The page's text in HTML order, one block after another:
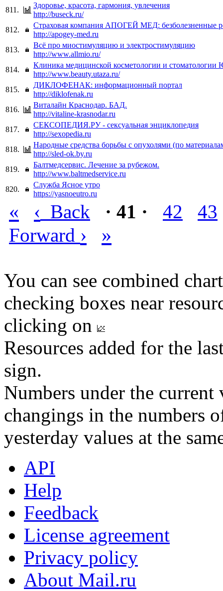
811.
Здоровье, красота, гармония, увлечения
http://buseck.ru/
812.
Страховая компания АПОГЕЙ МЕД: безболезненные
http://apogey-med.ru
813.
Всё про миостимуляцию и электростимуляцию
http://www.allmio.ru/
814.
Клиника медицинской косметологии и стоматологии
http://www.beauty.utaza.ru/
815.
ДИКЛОФЕНАК: информационный портал
http://diklofenak.ru
816.
Виталайн Краснодар. БАД.
http://vitaline-krasnodar.ru
817.
СЕКСОПЕДИЯ.РУ - сексуальная энциклопедия
http://sexopedia.ru
818.
Народные средства борьбы с опухолями (по
http://sled-ok.by.ru
819.
Балтмедсервис. Лечение за рубежом.
http://www.baltmedservice.ru
820.
Служба Ясное утро
https://yasnoeutro.ru
« ‹ Back · 41 · 42
43
Forward › »
You can see combined
checking boxes near
clicking on
Resources added for the
sign.
Numbers under the
changings in the numbers
yesterday values at the
API
Help
Feedback
License agreement
Privacy policy
About Mail.ru